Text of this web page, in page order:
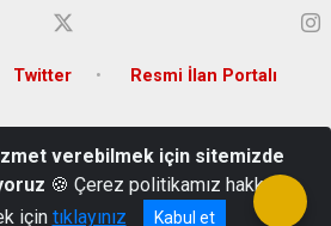
Twitter Resmi İlan Portalı
SİİRT
0 484 223 23 44
verebilmek için sitemizde
🍪 Çerez politikamız hakkında
için tıklayınız Kabul et